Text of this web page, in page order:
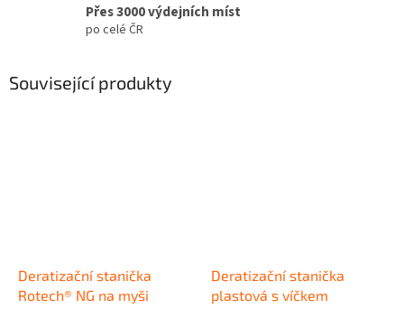
Přes 3000 výdejních míst
po celé ČR
Související produkty
Deratizační stanička
Rotech® NG na myši
Deratizační stanička
plastová s víčkem